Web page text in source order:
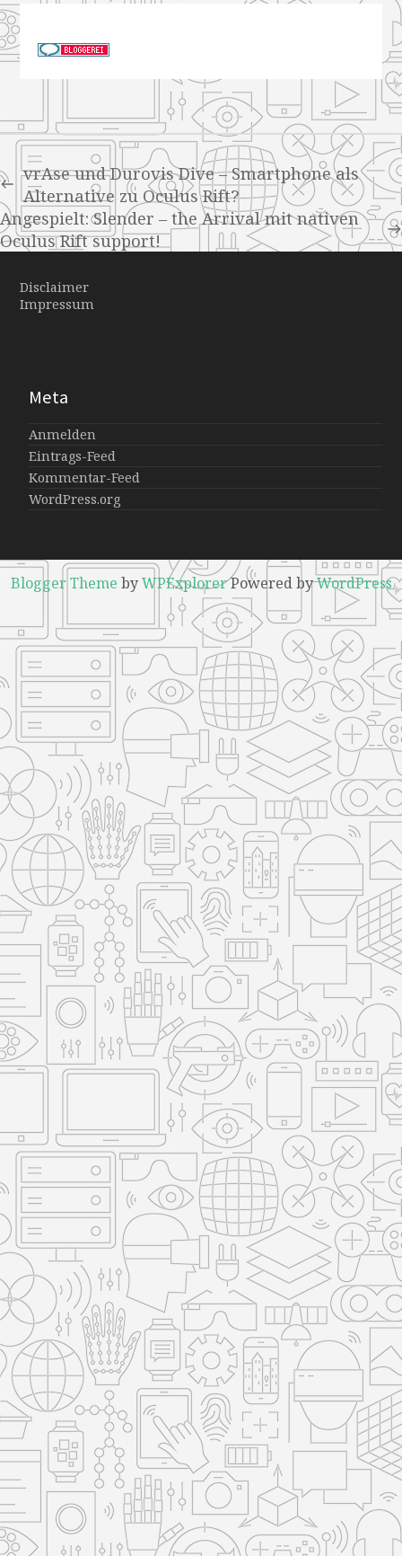
vrAse und Durovis Dive – Smartphone als
Alternative zu Oculus Rift?
Angespielt: Slender – the Arrival mit nativen
Oculus Rift support!
Disclaimer
Impressum
Meta
Anmelden
Eintrags-Feed
Kommentar-Feed
WordPress.org
Blogger Theme byWPExplorerPowered byWordPress